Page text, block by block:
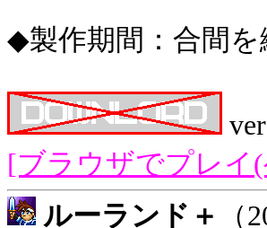
◆製作期間：合間
[ブラウザでプレイ
ルーランド＋